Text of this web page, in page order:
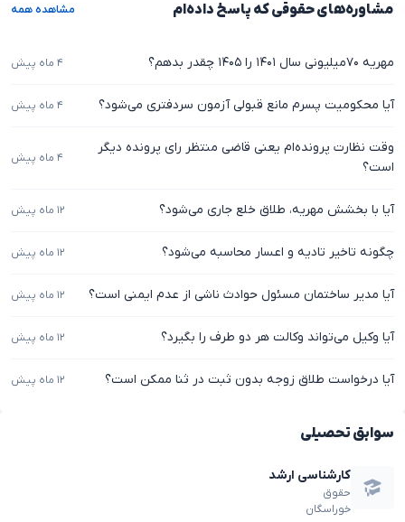
مشاوره‌های حقوقی که پاسخ داده‌ام مشاهده همه
مهریه ۷۰‌میلیونی سال ۱۴۰۱ را ۱۴۰۵ چقدر بدهم؟ ۴ ماه پیش
آیا محکومیت پسرم مانع قبولی آزمون سردفتری می‌شود؟ ۴ ماه پیش
وقت نظارت پرونده‌ام یعنی قاضی منتظر رای پرونده دیگر
است؟
۴ ماه پیش
آیا با بخشش مهریه، طلاق خلع جاری می‌شود؟ ۱۲ ماه پیش
چگونه تاخیر تادیه و اعسار محاسبه می‌شود؟ ۱۲ ماه پیش
آیا مدیر ساختمان مسئول حوادث ناشی از عدم ایمنی است؟ ۱۲ ماه پیش
آیا وکیل می‌تواند وکالت هر دو طرف را بگیرد؟ ۱۲ ماه پیش
آیا درخواست طلاق زوجه بدون ثبت در ثنا ممکن است؟ ۱۲ ماه پیش
سوابق تحصیلی
کارشناسی ارشد
حقوق
خوراسگان